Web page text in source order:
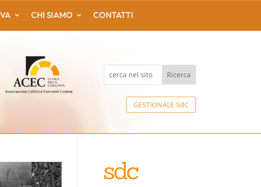
GESTIONALE SdC
CHI SIAMO CONTATTI